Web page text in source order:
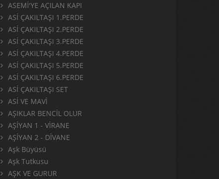
ASEMİ'YE AÇILAN KAPI
ASİ ÇAKILTAŞI 1.PERDE
ASİ ÇAKILTAŞI 2.PERDE
ASİ ÇAKILTAŞI 3.PERDE
ASİ ÇAKILTAŞI 4.PERDE
ASİ ÇAKILTAŞI 5.PERDE
ASİ ÇAKILTAŞI 6.PERDE
ASİ ÇAKILTAŞI SET
ASİ VE MAVİ
AŞIKLAR BENCİL OLUR
AŞİYAN 1 - VİRANE
AŞİYAN 2 - DİVANE
Aşk Büyüsü
Aşk Tutkusu
AŞK VE GURUR